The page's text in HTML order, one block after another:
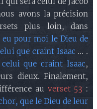
avons la précision
plus loin, dans
eu pour moi le Dieu de
que craint Isaac ... .
celui que craint Isaac,
dieux. Finalement,
au verset 53 :
que le Dieu de leur